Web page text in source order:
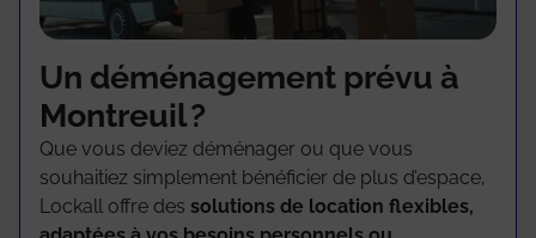
Un déménagement prévu à
Montreuil ?
Que vous deviez déménager ou que vous
souhaitiez simplement bénéficier de plus d’espace,
Lockall offre des solutions de location flexibles,